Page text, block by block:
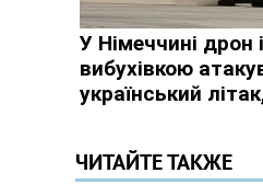
ЧИТАЙТЕ ТАКЖЕ